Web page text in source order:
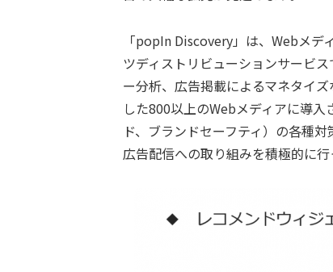
「popIn Discovery」は、Webメ
ツディストリビューションサービ
ー分析、広告掲載によるマネタイ
した800以上のWebメディアに導
ド、ブランドセーフティ）の各種
広告配信への取り組みを積極的に行